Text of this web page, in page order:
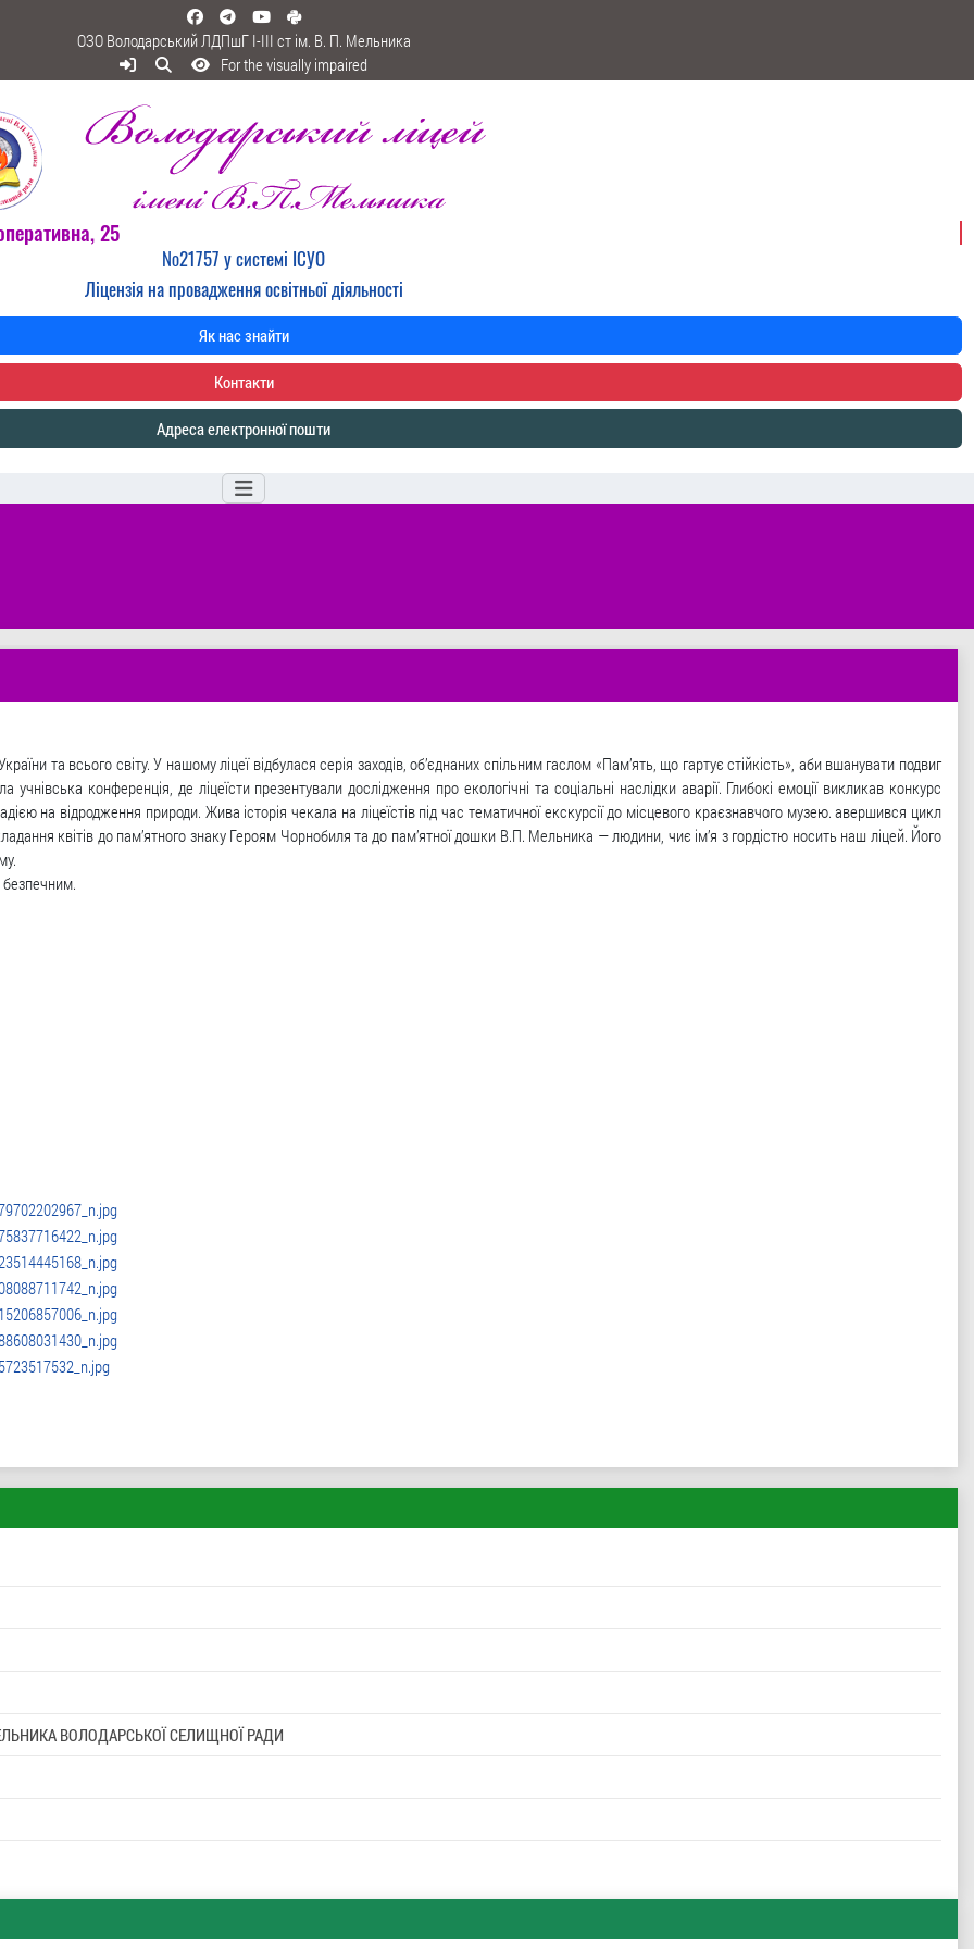
ОЗО Володарський ЛДПшГ I-III ст ім. В. П. Мельника
For the visually impaired
25
№21757 у системі ІСУО
Ліцензія на провадження освітньої діяльності
Як нас знайти
Контакти
Адреса електронної пошти
та всього світу. У нашому ліцеї відбулася серія заходів, об’єднаних спільним гаслом «Пам’ять, що гартує стійкість», аби вшанувати подвиг
конференція, де ліцеїсти презентували дослідження про екологічні та соціальні наслідки аварії. Глибокі емоції викликав конкурс
на відродження природи. Жива історія чекала на ліцеїстів під час тематичної екскурсії до місцевого краєзнавчого музею. авершився цикл
квітів до пам’ятного знаку Героям Чорнобиля та до пам’ятної дошки В.П. Мельника — людини, чиє ім’я з гордістю носить наш ліцей. Його
ВОЛОДАРСЬКОЇ СЕЛИЩНОЇ РАДИ